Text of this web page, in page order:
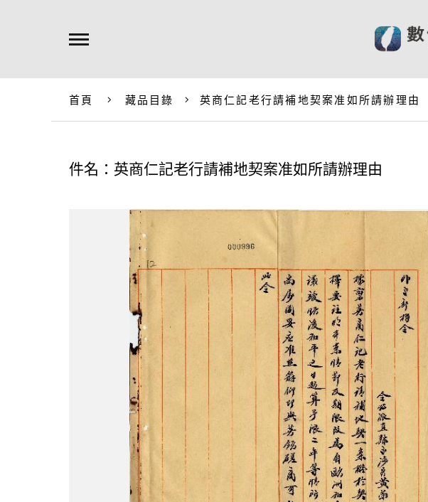
首頁 藏品目錄 英商仁記老行請補地契案准如所請辦理由
件名：英商仁記老行請補地契案准如所請辦理由